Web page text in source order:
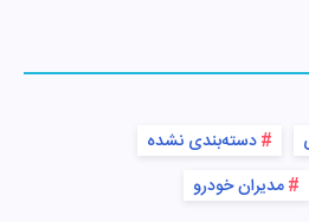
دسته‌بندی نشده
مدیران خودرو